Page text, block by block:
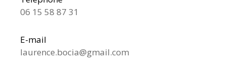
06 15 58 87 31
E-mail
laurence.bocia@gmail.com